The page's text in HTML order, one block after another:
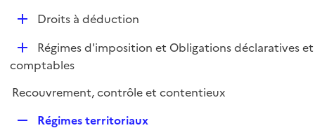
r
e
r
D
l
e
Droits à déduction
D
é
l
Régimes d'imposition et Obligations déclaratives et
comptables
Recouvrement, contrôle et contentieux
Régimes territoriaux